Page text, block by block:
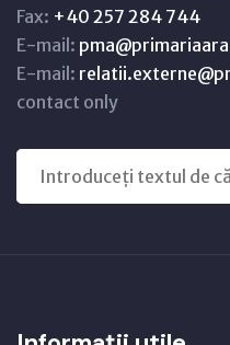
Fax: +40 257 284 744
E-mail:
E-mail:
contact only